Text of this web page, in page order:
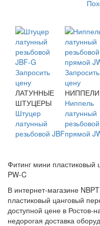
Запросить
цену
ЛАТУННЫЕ
ШТУЦЕРЫ
Штуцер
латунный
резьбовой JBF
Запросить
цену
НИППЕЛИ
Ниппель
латунный
резьбовой
прямой
Фитинг мини пластиковый
PW-C
В интернет-магазине
пластиковый цанговый
доступной цене в Ростов-
недорогая доставка